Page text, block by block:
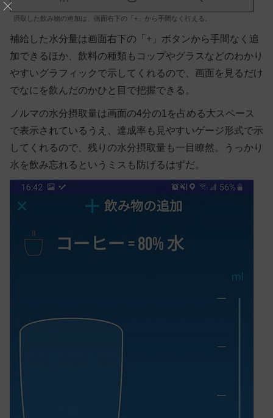
摂取した飲み物の追加は、画面右下の「+」から手間なく行える。
補給した水分量は画面右下の「+」ボタンから手間なく追
加できるほか、飲料の種類もコップやグラスなどのわかり
やすいグラフィックで示してくれるので、画面を見るだけ
でなにを飲んだのかひと目で把握できる。
ノルマの水分摂取量は画面の4分の1を占める大スペース
で表示されているうえ、達成率も見やすいゲージ形式で示
してくれるので、残りの水分摂取量も一目瞭然。うっかり
水を飲み忘れるというミスも防げるはずだ。